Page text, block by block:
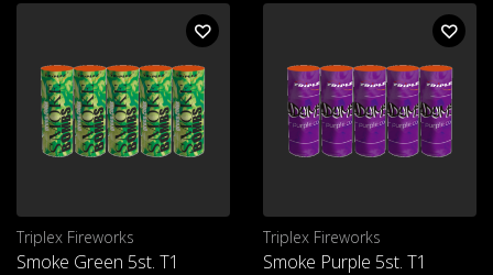
Triplex Fireworks
Smoke Green 5st. T1
Triplex Fireworks
Smoke Purple 5st. T1